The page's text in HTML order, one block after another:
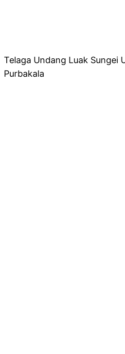
Telaga Undang Luak Sungei
Purbakala